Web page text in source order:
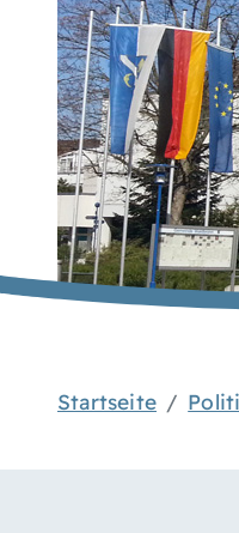
Startseite